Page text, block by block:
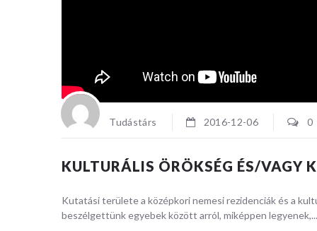
Tudástárs 2016-12-06 0
KULTURÁLIS ÖRÖKSÉG ÉS/VAGY
Kutatási területe a középkori nemesi rezidenciák és a
beszélgettünk egyebek között arról, miképpen legyenek,...
igazodó
mérnöki